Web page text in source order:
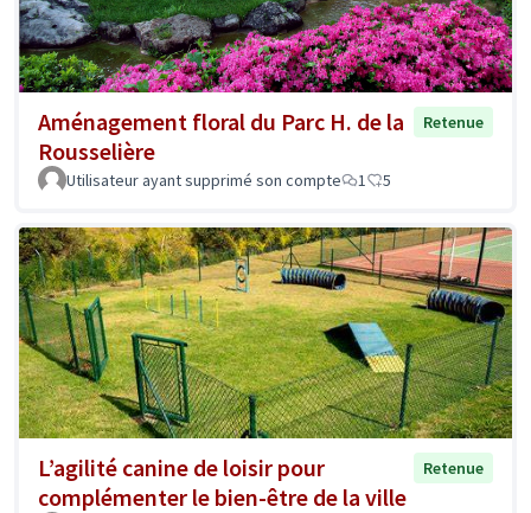
Aménagement floral du Parc H. de la
Rousselière
Retenue
Utilisateur ayant supprimé son compte 1 5
L’agilité canine de loisir pour
complémenter le bien-être de la ville
Retenue